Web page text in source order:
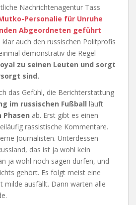
Nachrichtenagentur Tass
Personalie für Unruhe
Abgeordneten geführt
auch den russischen Politprofis
demonstrativ die Regel
zu seinen Leuten und sorgt
sind.
das Gefühl, die Berichterstattung
im russischen Fußball läuft
Phasen ab. Erst gibt es einen
rassistische Kommentare.
Journalisten. Unterdessen
das ist ja wohl kein
ja wohl noch sagen dürfen, und
gehört. Es folgt meist eine
milde ausfällt. Dann warten alle